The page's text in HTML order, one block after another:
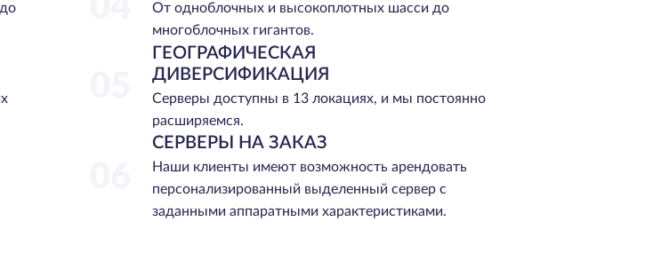
От одноблочных и высокоплотных шасси до
многоблочных гигантов.
ГЕОГРАФИЧЕСКАЯ
ДИВЕРСИФИКАЦИЯ
Серверы доступны в 13 локациях, и мы постоянно
расширяемся.
СЕРВЕРЫ НА ЗАКАЗ
Наши клиенты имеют возможность арендовать
персонализированный выделенный сервер с
заданными аппаратными характеристиками.